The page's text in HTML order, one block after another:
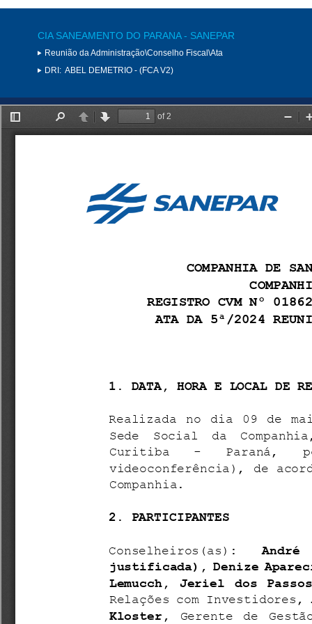
CIA SANEAMENTO DO PARANA - SANEPAR
Reunião da Administração\Conselho Fiscal\Ata
DRI: ABEL DEMETRIO - (FCA V2)